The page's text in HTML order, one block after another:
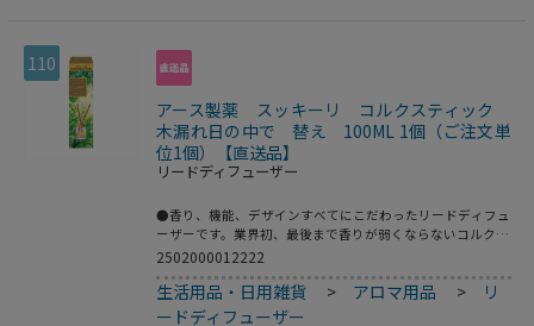
110
アース製薬 スッキーリ コルクスティック
木漏れ日の中で 替え 100ML 1個（ご注文単
位1個）【直送品】
リードディフューザー
●香り、機能、デザインすべてにこだわったリードディフュ
ーザーです。業界初、最後まで香りが弱くならないコルクス
ティック採用。心を落ち着かせてくれる、ウッディシトラス
2502000012222
生活用品・日用雑貨 > アロマ用品 >
リ
ードディフューザー